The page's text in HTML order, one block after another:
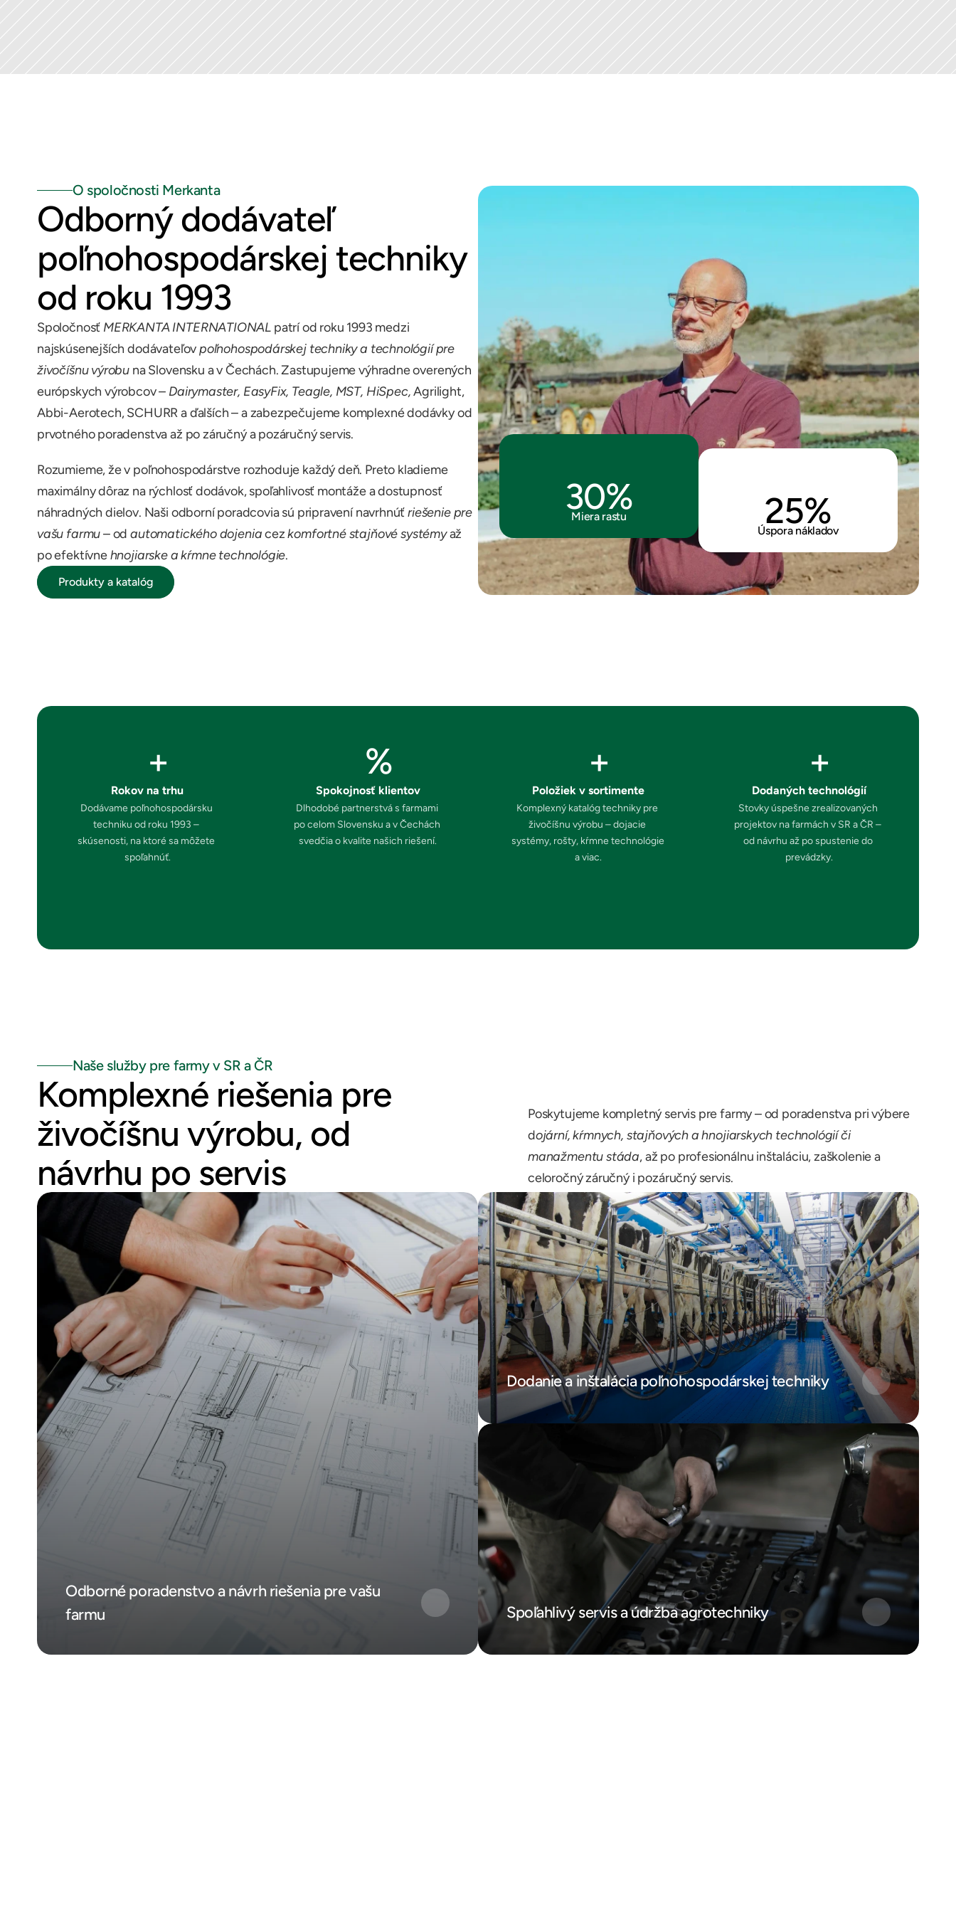
O spoločnosti Merkanta
Odborný dodávateľ
poľnohospodárskej techniky
od roku 1993
Spoločnosť MERKANTA INTERNATIONAL patrí od roku 1993 medzi
najskúsenejších dodávateľov poľnohospodárskej techniky a technológií pre
živočíšnu výrobu na Slovensku a v Čechách. Zastupujeme výhradne overených
európskych výrobcov – Dairymaster, EasyFix, Teagle, MST, HiSpec, Agrilight,
Abbi-Aerotech, SCHURR a ďalších – a zabezpečujeme komplexné dodávky od
prvotného poradenstva až po záručný a pozáručný servis.
Rozumieme, že v poľnohospodárstve rozhoduje každý deň. Preto kladieme
maximálny dôraz na rýchlosť dodávok, spoľahlivosť montáže a dostupnosť
náhradných dielov. Naši odborní poradcovia sú pripravení navrhnúť riešenie pre
vašu farmu – od automatického dojenia cez komfortné stajňové systémy až
po efektívne hnojiarske a kŕmne technológie.
Produkty a katalóg
30%
Miera rastu 25%
Úspora nákladov
+
Rokov na trhu
Dodávame poľnohospodársku
techniku od roku 1993 –
skúsenosti, na ktoré sa môžete
spoľahnúť.
%
Spokojnosť klientov
Dlhodobé partnerstvá s farmami
po celom Slovensku a v Čechách
svedčia o kvalite našich riešení.
+
Položiek v sortimente
Komplexný katalóg techniky pre
živočíšnu výrobu – dojacie
systémy, rošty, kŕmne technológie
a viac.
+
Dodaných technológií
Stovky úspešne zrealizovaných
projektov na farmách v SR a ČR –
od návrhu až po spustenie do
prevádzky.
Naše služby pre farmy v SR a ČR
Komplexné riešenia pre
živočíšnu výrobu, od
návrhu po servis
Poskytujeme kompletný servis pre farmy – od poradenstva pri výbere
dojární, kŕmnych, stajňových a hnojiarskych technológií či
manažmentu stáda, až po profesionálnu inštaláciu, zaškolenie a
celoročný záručný i pozáručný servis.
Odborné poradenstvo a návrh riešenia pre vašu
farmu
Dodanie a inštalácia poľnohospodárskej techniky
Spoľahlivý servis a údržba agrotechniky